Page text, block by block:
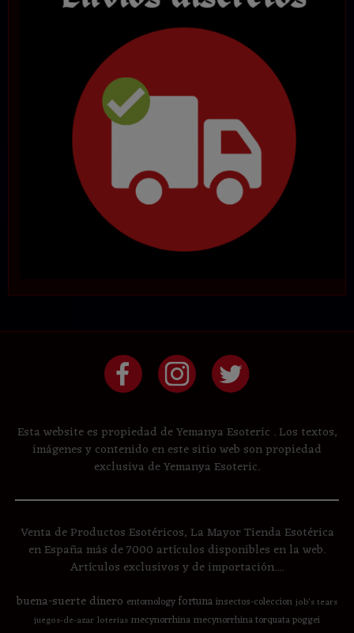
Esta website es propiedad de Yemanya Esoteric . Los textos,
imágenes y contenido en este sitio web son propiedad
exclusiva de Yemanya Esoteric.
Venta de Productos Esotéricos, La Mayor Tienda Esotérica
en España más de 7000 artículos disponibles en la web.
Artículos exclusivos y de importación....
buena-suertedinero entomologyfortunainsectos-coleccion job's tears
juegos-de-azar loterias mecynorrhinamecynorrhina torquata poggei